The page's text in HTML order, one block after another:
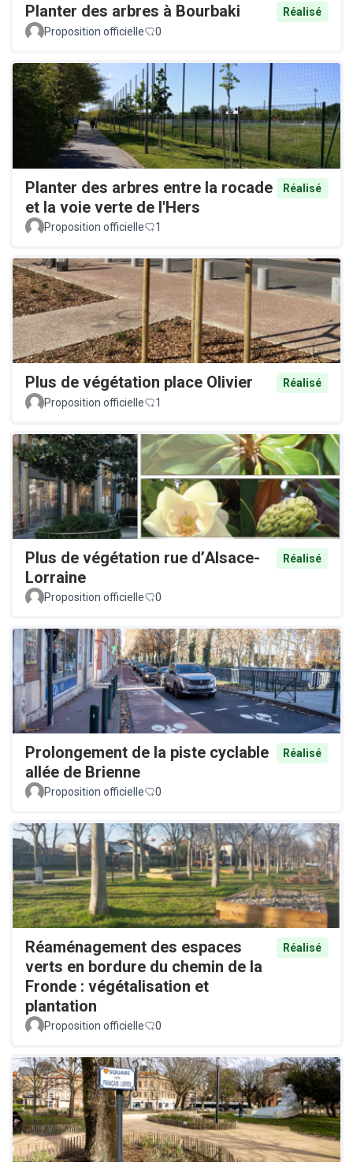
Planter des arbres à Bourbaki
Réalisé
Proposition officielle
0
Planter des arbres entre la rocade
et la voie verte de l'Hers
Réalisé
Proposition officielle 1
Plus de végétation place Olivier
Réalisé
Proposition officielle
1
Plus de végétation rue d’Alsace-
Lorraine
Réalisé
Proposition officielle 0
Prolongement de la piste cyclable
allée de Brienne
Réalisé
Proposition officielle 0
Réaménagement des espaces
verts en bordure du chemin de la
Fronde : végétalisation et
plantation
Réalisé
Proposition officielle 0